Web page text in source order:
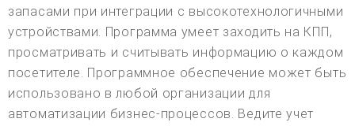
запасами при интеграции с высокотехнологичными
устройствами. Программа умеет заходить на КПП,
просматривать и считывать информацию о каждом
посетителе. Программное обеспечение может быть
использовано в любой организации для
автоматизации бизнес-процессов. Ведите учет